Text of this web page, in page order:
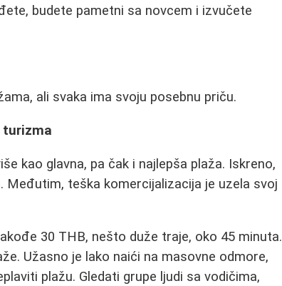
budete pametni sa novcem i izvučete
ali svaka ima svoju posebnu priču.
turizma
kao glavna, pa čak i najlepša plaža. Iskreno,
Međutim, teška komercijalizacija je uzela svoj
30 THB, nešto duže traje, oko 45 minuta.
Užasno je lako naići na masovne odmore,
plažu. Gledati grupe ljudi sa vodičima,